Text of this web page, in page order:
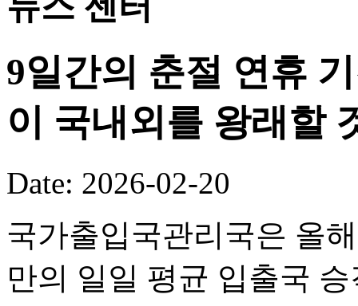
9일간의 춘절 연휴
이 국내외를 왕래할
Date: 2026-02-20
국가출입국관리국은 올
만의 일일 평균 입출국